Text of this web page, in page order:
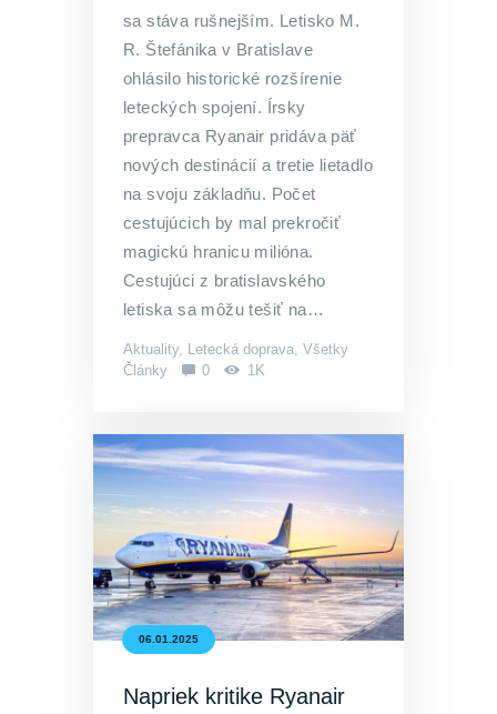
sa stáva rušnejším. Letisko M.
R. Štefánika v Bratislave
ohlásilo historické rozšírenie
leteckých spojení. Írsky
prepravca Ryanair pridáva päť
nových destinácií a tretie lietadlo
na svoju základňu. Počet
cestujúcich by mal prekročiť
magickú hranicu milióna.
Cestujúci z bratislavského
letiska sa môžu tešiť na…
Aktuality, Letecká doprava Všetky
Články
0 1K
06.01.2025
Napriek kritike Ryanair